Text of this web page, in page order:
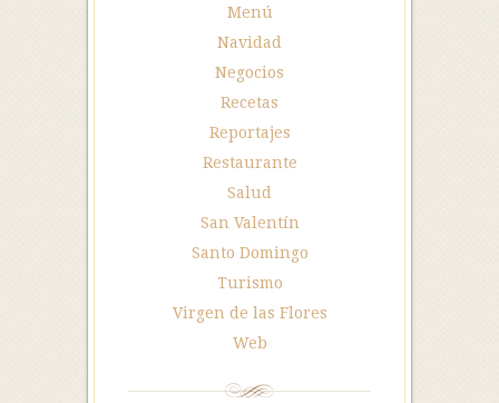
Menú
Navidad
Negocios
Recetas
Reportajes
Restaurante
Salud
San Valentín
Santo Domingo
Turismo
Virgen de las Flores
Web